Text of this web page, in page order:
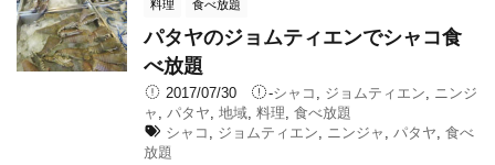
料理 食べ放題
パタヤのジョムティエンでシャコ食
べ放題
2017/07/30 -シャコ ジョムティエン
ニンジ
ャ
パタヤ 地域 料理 食べ放題
シャコ
ジョムティエン ニンジャ パタヤ ,食べ
放題